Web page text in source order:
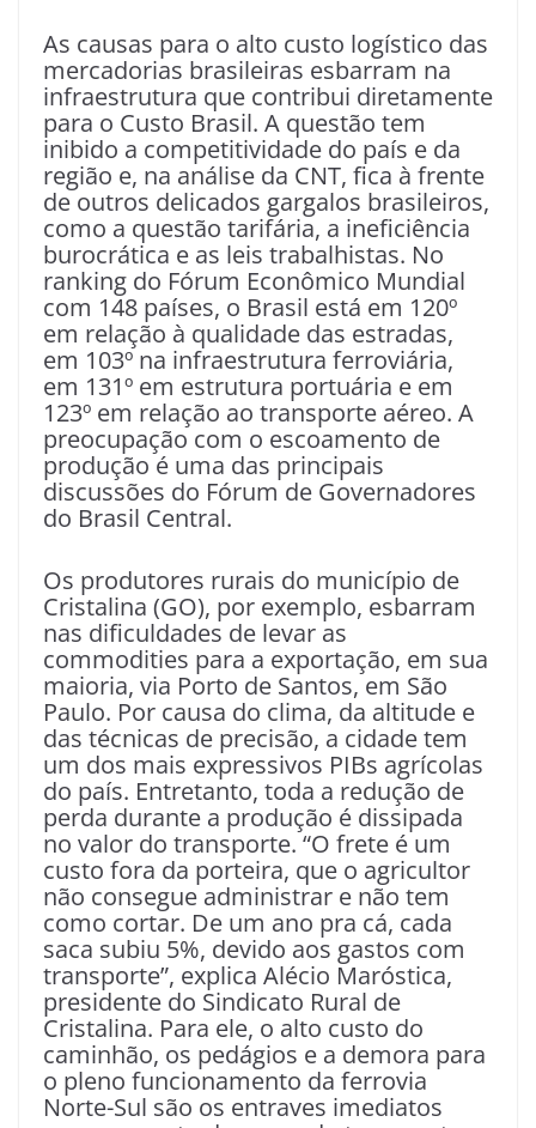
As causas para o alto custo logístico das
mercadorias brasileiras esbarram na
infraestrutura que contribui diretamente
para o Custo Brasil. A questão tem
inibido a competitividade do país e da
região e, na análise da CNT, fica à frente
de outros delicados gargalos brasileiros,
como a questão tarifária, a ineficiência
burocrática e as leis trabalhistas. No
ranking do Fórum Econômico Mundial
com 148 países, o Brasil está em 120º
em relação à qualidade das estradas,
em 103º na infraestrutura ferroviária,
em 131º em estrutura portuária e em
123º em relação ao transporte aéreo. A
preocupação com o escoamento de
produção é uma das principais
discussões do Fórum de Governadores
do Brasil Central.
Os produtores rurais do município de
Cristalina (GO), por exemplo, esbarram
nas dificuldades de levar as
commodities para a exportação, em sua
maioria, via Porto de Santos, em São
Paulo. Por causa do clima, da altitude e
das técnicas de precisão, a cidade tem
um dos mais expressivos PIBs agrícolas
do país. Entretanto, toda a redução de
perda durante a produção é dissipada
no valor do transporte. “O frete é um
custo fora da porteira, que o agricultor
não consegue administrar e não tem
como cortar. De um ano pra cá, cada
saca subiu 5%, devido aos gastos com
transporte”, explica Alécio Maróstica,
presidente do Sindicato Rural de
Cristalina. Para ele, o alto custo do
caminhão, os pedágios e a demora para
o pleno funcionamento da ferrovia
Norte-Sul são os entraves imediatos